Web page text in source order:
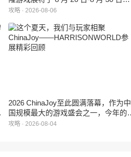
德国举行。日前，科隆游戏展官方宣
罄，这也是科隆游戏展办展史上首次出
现展位一席难求的情况。
攻略 · 2026-08-06
2026 ChinaJoy至此圆满落幕，作为中
国规模最大的游戏盛会之一，今年的
馆依旧汇聚了来自全球的游戏厂商、媒
攻略 · 2026-08-04